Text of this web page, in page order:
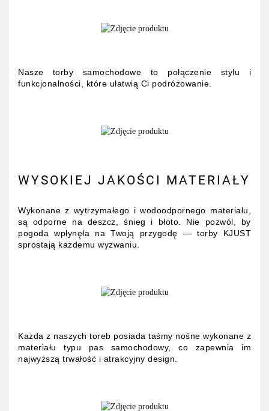
Nasze torby samochodowe to połączenie stylu i
funkcjonalności, które ułatwią Ci podróżowanie.
WYSOKIEJ JAKOŚCI MATERIAŁY
Wykonane z wytrzymałego i wodoodpornego materiału,
są odporne na deszcz, śnieg i błoto. Nie pozwól, by
pogoda wpłynęła na Twoją przygodę — torby KJUST
sprostają każdemu wyzwaniu.
Każda z naszych toreb posiada taśmy nośne wykonane z
materiału typu pas samochodowy, co zapewnia im
najwyższą trwałość i atrakcyjny design.